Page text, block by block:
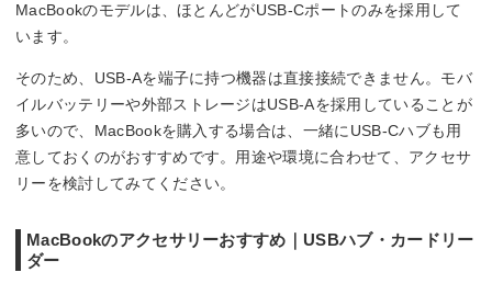
MacBookのモデルは、ほとんどがUSB-Cポートのみを採用して
います。
そのため、USB-Aを端子に持つ機器は直接接続できません。モバ
イルバッテリーや外部ストレージはUSB-Aを採用していることが
多いので、MacBookを購入する場合は、一緒にUSB-Cハブも用
意しておくのがおすすめです。用途や環境に合わせて、アクセサ
リーを検討してみてください。
MacBookのアクセサリーおすすめ｜USBハブ・カードリー
ダー